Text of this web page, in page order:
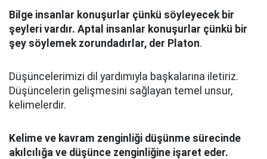
Bilge insanlar konuşurlar çünkü söyleyecek bir
şeyleri vardır. Aptal insanlar konuşurlar çünkü bir
şey söylemek zorundadırlar, der Platon.
Düşüncelerimizi dil yardımıyla başkalarına iletiriz.
Düşüncelerin gelişmesini sağlayan temel unsur,
kelimelerdir.
Kelime ve kavram zenginliği düşünme sürecinde
akılcılığa ve düşünce zenginliğine işaret eder.